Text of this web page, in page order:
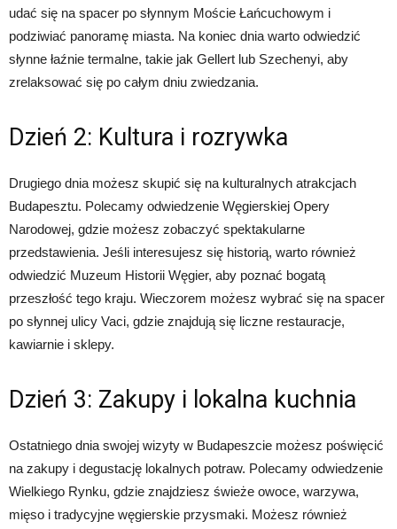
udać się na spacer po słynnym Moście Łańcuchowym i
podziwiać panoramę miasta. Na koniec dnia warto odwiedzić
słynne łaźnie termalne, takie jak Gellert lub Szechenyi, aby
zrelaksować się po całym dniu zwiedzania.
Dzień 2: Kultura i rozrywka
Drugiego dnia możesz skupić się na kulturalnych atrakcjach
Budapesztu. Polecamy odwiedzenie Węgierskiej Opery
Narodowej, gdzie możesz zobaczyć spektakularne
przedstawienia. Jeśli interesujesz się historią, warto również
odwiedzić Muzeum Historii Węgier, aby poznać bogatą
przeszłość tego kraju. Wieczorem możesz wybrać się na spacer
po słynnej ulicy Vaci, gdzie znajdują się liczne restauracje,
kawiarnie i sklepy.
Dzień 3: Zakupy i lokalna kuchnia
Ostatniego dnia swojej wizyty w Budapeszcie możesz poświęcić
na zakupy i degustację lokalnych potraw. Polecamy odwiedzenie
Wielkiego Rynku, gdzie znajdziesz świeże owoce, warzywa,
mięso i tradycyjne węgierskie przysmaki. Możesz również